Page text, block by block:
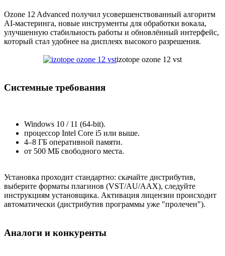
Ozone 12 Advanced получил усовершенствованный алгоритм
AI-мастеринга, новые инструменты для обработки вокала,
улучшенную стабильность работы и обновлённый интерфейс,
который стал удобнее на дисплеях высокого разрешения.
izotope ozone 12 vst
Системные требования
Windows 10 / 11 (64-bit).
процессор Intel Core i5 или выше.
4–8 ГБ оперативной памяти.
от 500 МБ свободного места.
Установка проходит стандартно: скачайте дистрибутив,
выберите форматы плагинов (VST/AU/AAX), следуйте
инструкциям установщика. Активация лицензии происходит
автоматически (дистрибутив программы уже "пролечен").
Аналоги и конкуренты